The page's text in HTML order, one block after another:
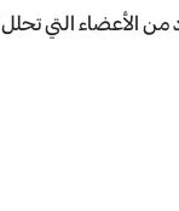
من الأعضاء التي